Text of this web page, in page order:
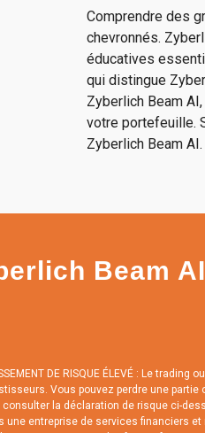
Comprendre des
chevronnés.
éducatives
qui distingue
Zyberlich Beam
votre portefeuille.
Zyberlich Beam AI.
Beam AI
DE RISQUE ÉLEVÉ : Le
Vous pouvez perdre une
la déclaration de risque ci-
une entreprise de services financiers